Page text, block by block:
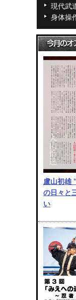
現代武
身体操
盧山初雄
の日々と
い